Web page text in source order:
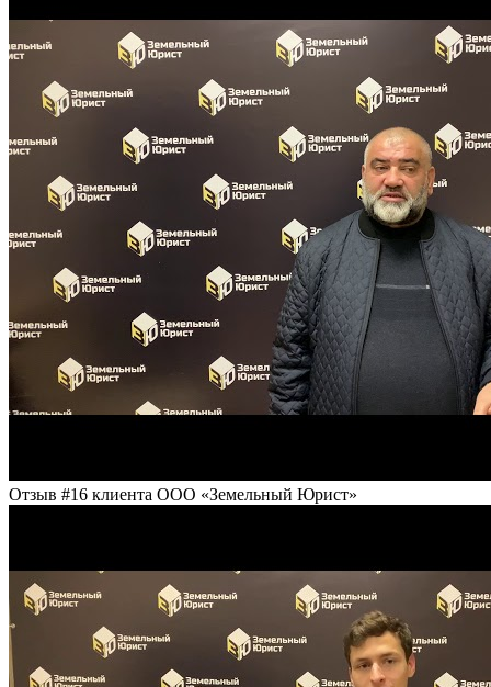
Отзыв #16 клиента ООО «Земельный Юрист»